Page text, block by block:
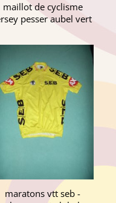
maillot de cyclisme
pesser aubel vert
maratons vtt seb -